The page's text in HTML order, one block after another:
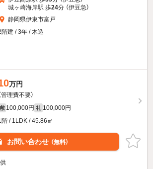
城ヶ崎海岸駅 歩24分 （伊豆急）
静岡県伊東市富戸
階建 / 3年 / 木造
万円
管理費不要）
敷 100,000円 礼 100,000円
階 / 1LDK / 45.86㎡
お問い合わせ （無料）